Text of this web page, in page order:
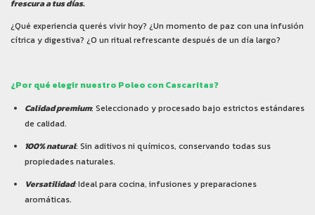
frescura a tus días.
¿Qué experiencia querés vivir hoy? ¿Un momento de paz con una infusión
cítrica y digestiva? ¿O un ritual refrescante después de un día largo?
¿Por qué elegir nuestro Poleo con Cascaritas?
Calidad premium: Seleccionado y procesado bajo estrictos estándares
de calidad.
100% natural: Sin aditivos ni químicos, conservando todas sus
propiedades naturales.
Versatilidad:Ideal para cocina, infusiones y preparaciones
aromáticas.